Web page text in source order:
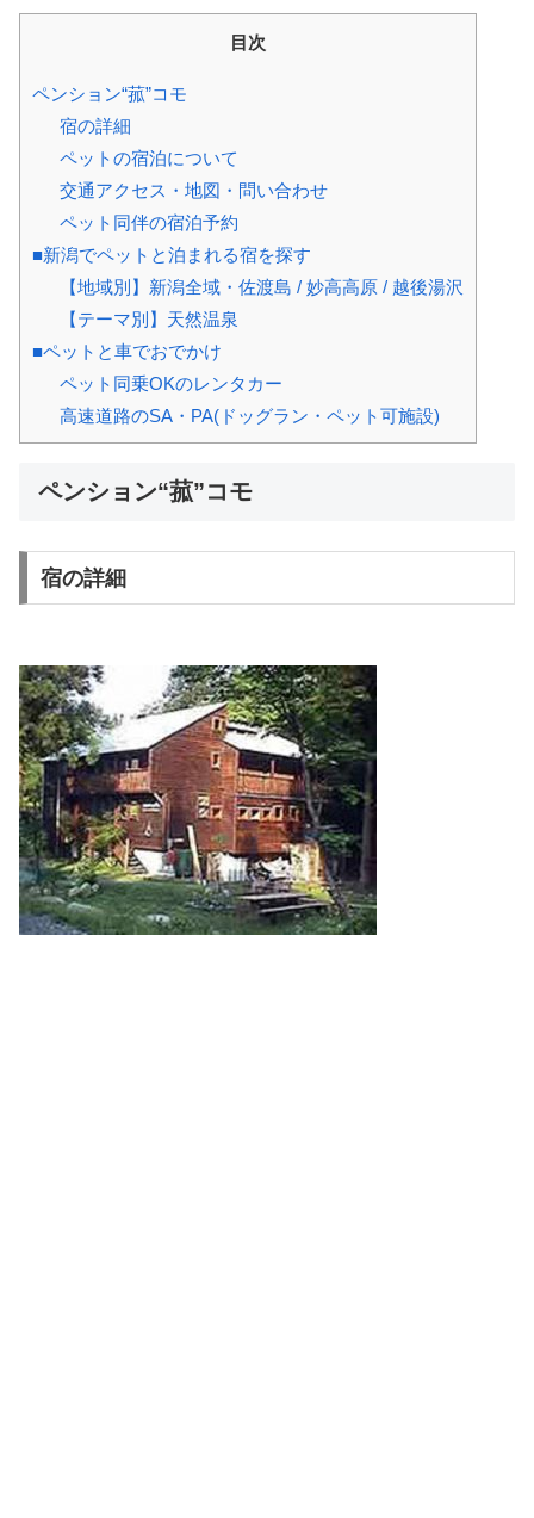
目次
ペンション“菰”コモ
宿の詳細
ペットの宿泊について
交通アクセス・地図・問い合わせ
ペット同伴の宿泊予約
■新潟でペットと泊まれる宿を探す
【地域別】新潟全域・佐渡島 / 妙高高原 / 越後湯沢
【テーマ別】天然温泉
■ペットと車でおでかけ
ペット同乗OKのレンタカー
高速道路のSA・PA(ドッグラン・ペット可施設)
ペンション“菰”コモ
宿の詳細